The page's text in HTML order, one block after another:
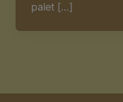
palet […]